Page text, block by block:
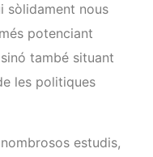
sòlidament nous
potenciant
també situant
les politiques
estudis,